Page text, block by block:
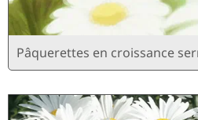
Pâquerettes en croissance